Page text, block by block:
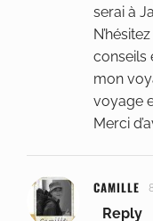
serai à
conseils
mon
voyage
Merci
CAMILLE
Reply